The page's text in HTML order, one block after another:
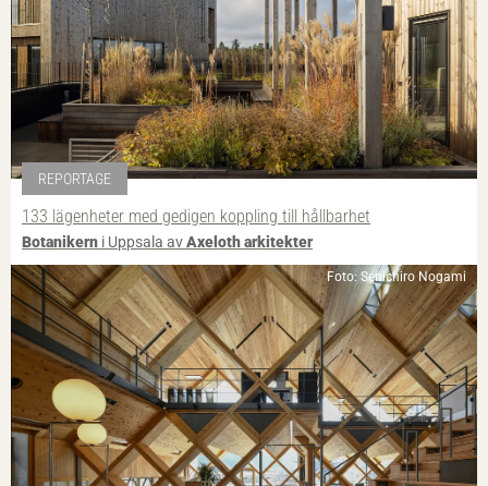
REPORTAGE
133 lägenheter med gedigen koppling till hållbarhet
Botanikern i Uppsala avAxeloth arkitekter
Foto: Senichiro Nogami